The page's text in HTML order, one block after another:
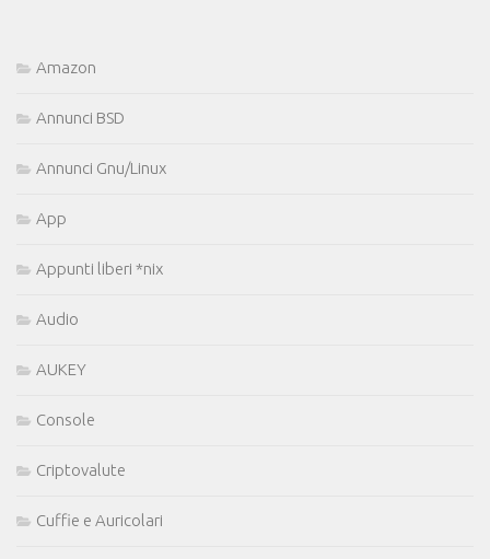
Amazon
Annunci BSD
Annunci Gnu/Linux
App
Appunti liberi *nix
Audio
AUKEY
Console
Criptovalute
Cuffie e Auricolari